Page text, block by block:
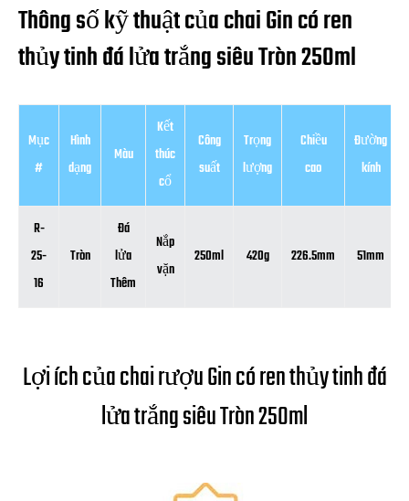
Thông số kỹ thuật của chai Gin có ren
thủy tinh đá lửa trắng siêu Tròn 250ml
Mục
#
Hình
dạng
Màu
Kết
thúc
cổ
Công
suất
Trọng
lượng
Chiều
cao
Đường
kính
R-
25-
16
Tròn
Đá
lửa
Thêm
Nắp
vặn
250ml 420g 226.5mm 51mm
Lợi ích của chai rượu Gin có ren thủy tinh đá
lửa trắng siêu Tròn 250ml